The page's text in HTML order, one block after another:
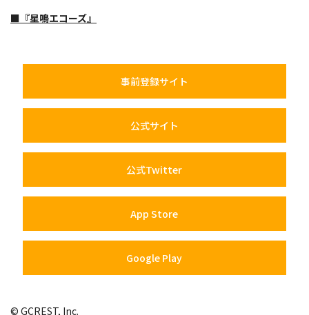
■『星鳴エコーズ』
事前登録サイト
公式サイト
公式Twitter
App Store
Google Play
© GCREST, Inc.